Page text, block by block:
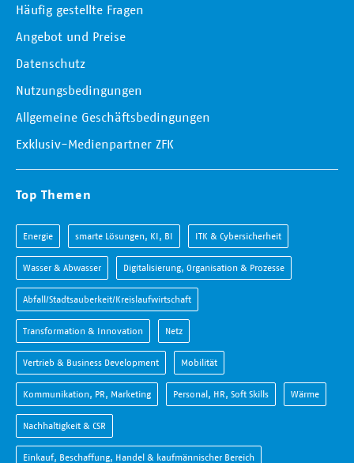
Häufig gestellte Fragen
Angebot und Preise
Datenschutz
Nutzungsbedingungen
Allgemeine Geschäftsbedingungen
Exklusiv-Medienpartner ZFK
Top Themen
Energie smarte Lösungen, KI, BI ITK & Cybersicherheit
Wasser & Abwasser Digitalisierung, Organisation & Prozesse
Abfall/Stadtsauberkeit/Kreislaufwirtschaft
Transformation & Innovation Netz
Vertrieb & Business Development Mobilität
Kommunikation, PR, Marketing Personal, HR, Soft Skills Wärme
Nachhaltigkeit & CSR
Einkauf, Beschaffung, Handel & kaufmännischer Bereich